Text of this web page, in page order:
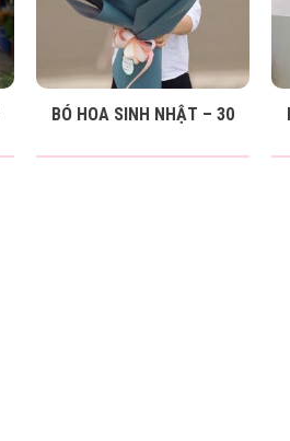
BÓ HOA SINH NHẬT – 30